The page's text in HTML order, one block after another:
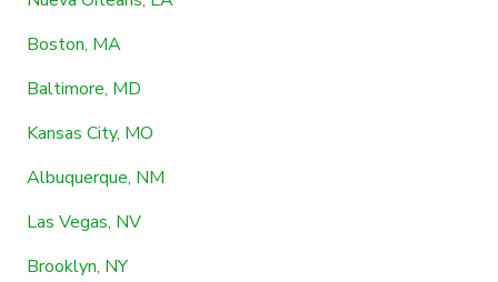
Boston, MA
Baltimore, MD
Kansas City, MO
Albuquerque, NM
Las Vegas, NV
Brooklyn, NY